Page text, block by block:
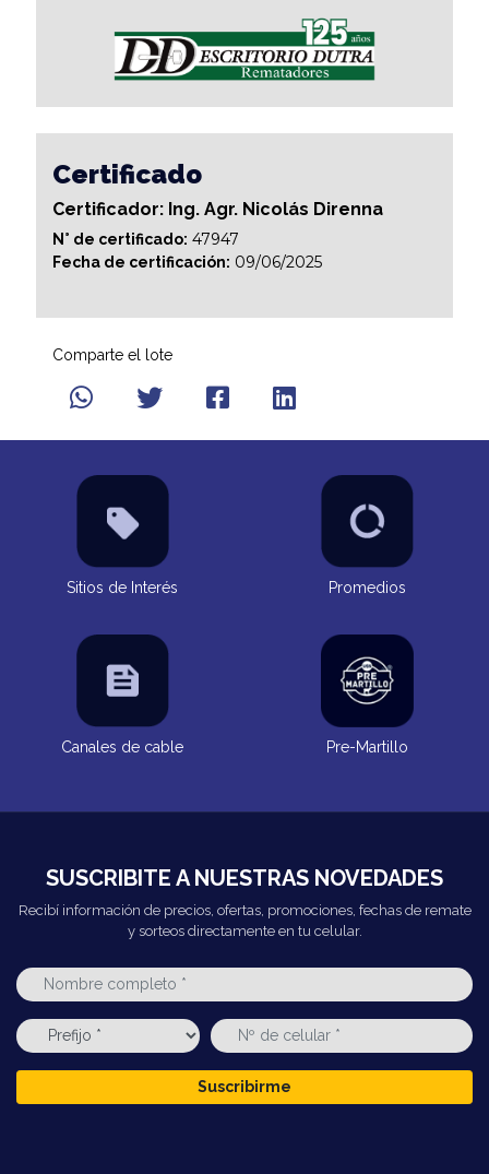
Certificado
Certificador: Ing. Agr. Nicolás Direnna
N° de certificado: 47947
Fecha de certificación: 09/06/2025
Comparte el lote
Sitios de Interés Promedios
Canales de cable Pre-Martillo
SUSCRIBITE A NUESTRAS NOVEDADES
Recibí información de precios, ofertas, promociones, fechas de remate
y sorteos directamente en tu celular.
Suscribirme